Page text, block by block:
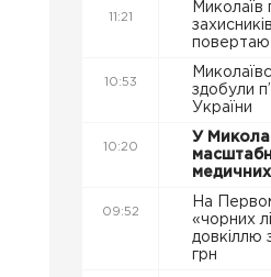
11:21
Миколаїв
10:53
здобули
України
10:20
У
медичних
09:52
На
«чорних
довкіллю
грн